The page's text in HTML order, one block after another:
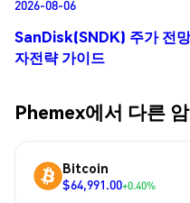
2026-08-06
SanDisk(SNDK) 주가 전
자전략 가이드
Phemex에서 다른
Bitcoin
$64,991.00+0.40%